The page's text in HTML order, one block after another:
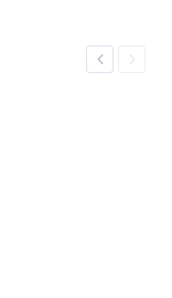
PreviousNext